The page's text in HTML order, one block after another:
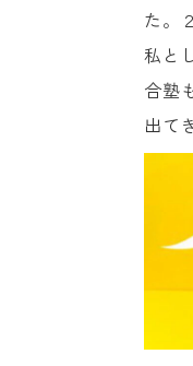
た。
私と
合塾
出て